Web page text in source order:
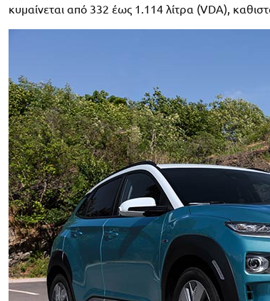
κυμαίνεται από 332 έως 1.114 λίτρα (VDA),